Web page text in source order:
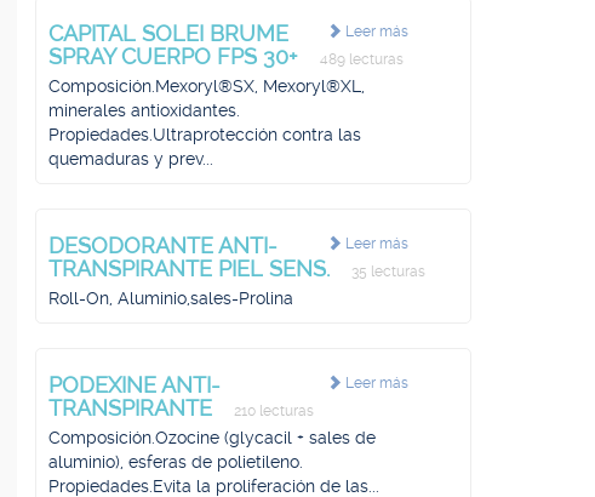
Leer más
CAPITAL SOLEI BRUME
SPRAY CUERPO FPS 30+
489 lecturas
Composición.Mexoryl®SX, Mexoryl®XL,
minerales antioxidantes.
Propiedades.Ultraprotección contra las
quemaduras y prev...
Leer más
DESODORANTE ANTI-
TRANSPIRANTE PIEL SENS.
35 lecturas
Roll-On, Aluminio,sales-Prolina
Leer más
PODEXINE ANTI-
TRANSPIRANTE
210 lecturas
Composición.Ozocine (glycacil + sales de
aluminio), esferas de polietileno.
Propiedades.Evita la proliferación de las...